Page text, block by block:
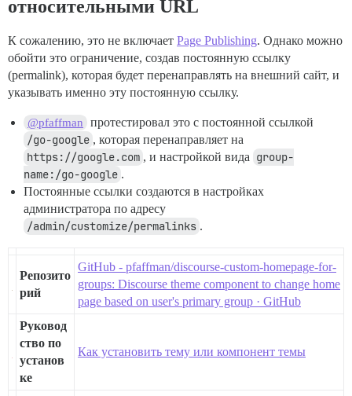
относительными URL
К сожалению, это не включает Page Publishing. Однако можно
обойти это ограничение, создав постоянную ссылку
(permalink), которая будет перенаправлять на внешний сайт, и
указывать именно эту постоянную ссылку.
@pfaffman протестировал это с постоянной ссылкой
/go-google , которая перенаправляет на
https://google.com , и настройкой вида group-
name:/go-google .
Постоянные ссылки создаются в настройках
администратора по адресу
/admin/customize/permalinks .
Репозито
рий
GitHub - pfaffman/discourse-custom-homepage-for-
groups: Discourse theme component to change home
page based on user's primary group · GitHub
Руковод
ство по
установ
ке
Как установить тему или компонент темы